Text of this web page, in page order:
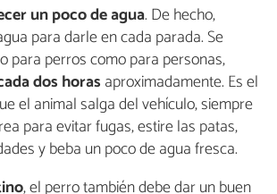
un poco de agua. De hecho,
para darle en cada parada. Se
para perros como para personas,
dos horas aproximadamente. Es el
el animal salga del vehículo, siempre
para evitar fugas, estire las patas,
y beba un poco de agua fresca.
, el perro también debe dar un buen